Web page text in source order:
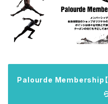
Palourde Membership【